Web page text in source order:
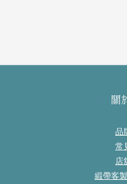
關
品
常
店
緞帶客